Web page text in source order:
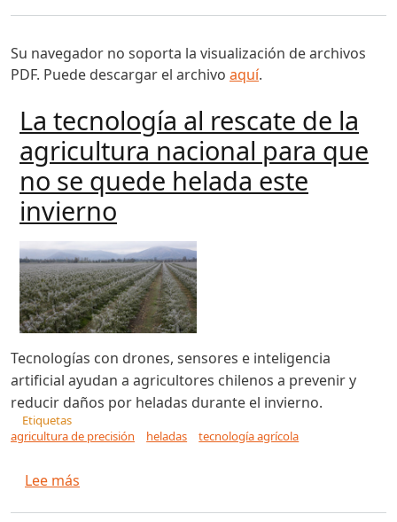
Su navegador no soporta la visualización de archivos
PDF. Puede descargar el archivo aquí.
La tecnología al rescate de la
agricultura nacional para que
no se quede helada este
invierno
Tecnologías con drones, sensores e inteligencia
artificial ayudan a agricultores chilenos a prevenir y
reducir daños por heladas durante el invierno.
Etiquetas
agricultura de precisión
heladas tecnología agrícola
Lee más